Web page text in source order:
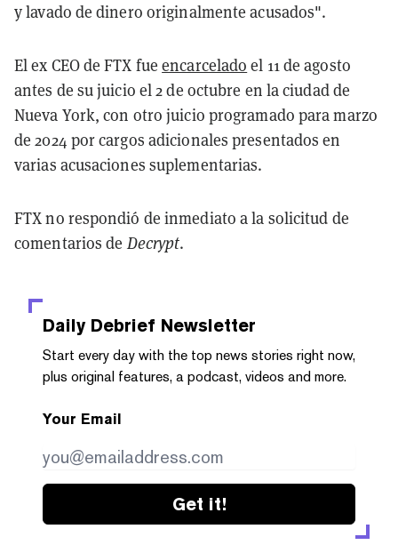
y lavado de dinero originalmente acusados".
El ex CEO de FTX fueencarcelado el 11 de agosto
antes de su juicio el 2 de octubre en la ciudad de
Nueva York, con otro juicio programado para marzo
de 2024 por cargos adicionales presentados en
varias acusaciones suplementarias.
FTX no respondió de inmediato a la solicitud de
comentarios de Decrypt.
Daily Debrief Newsletter
Start every day with the top news stories right now,
plus original features, a podcast, videos and more.
Your Email
Get it!